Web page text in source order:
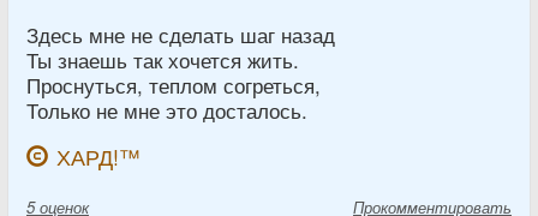
Здесь мне не сделать шаг назад
Ты знаешь так хочется жить.
Проснуться, теплом согреться,
Только не мне это досталось.
ХАРД!™
5 оценок Прокомментировать